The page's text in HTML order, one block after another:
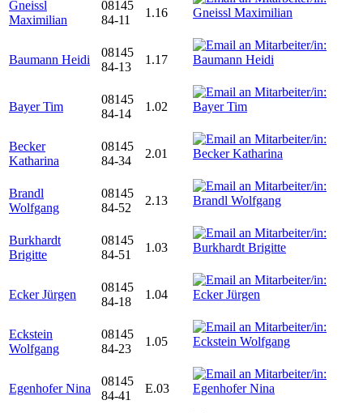
Gneissl
Maximilian
08145
84-11
1.16
Baumann Heidi
08145
84-13
1.17
Bayer Tim
08145
84-14
1.02
Becker
Katharina
08145
84-34
2.01
Brandl
Wolfgang
08145
84-52
2.13
Burkhardt
Brigitte
08145
84-51
1.03
Ecker Jürgen
08145
84-18
1.04
Eckstein
Wolfgang
08145
84-23
1.05
Egenhofer Nina
08145
84-41
E.03